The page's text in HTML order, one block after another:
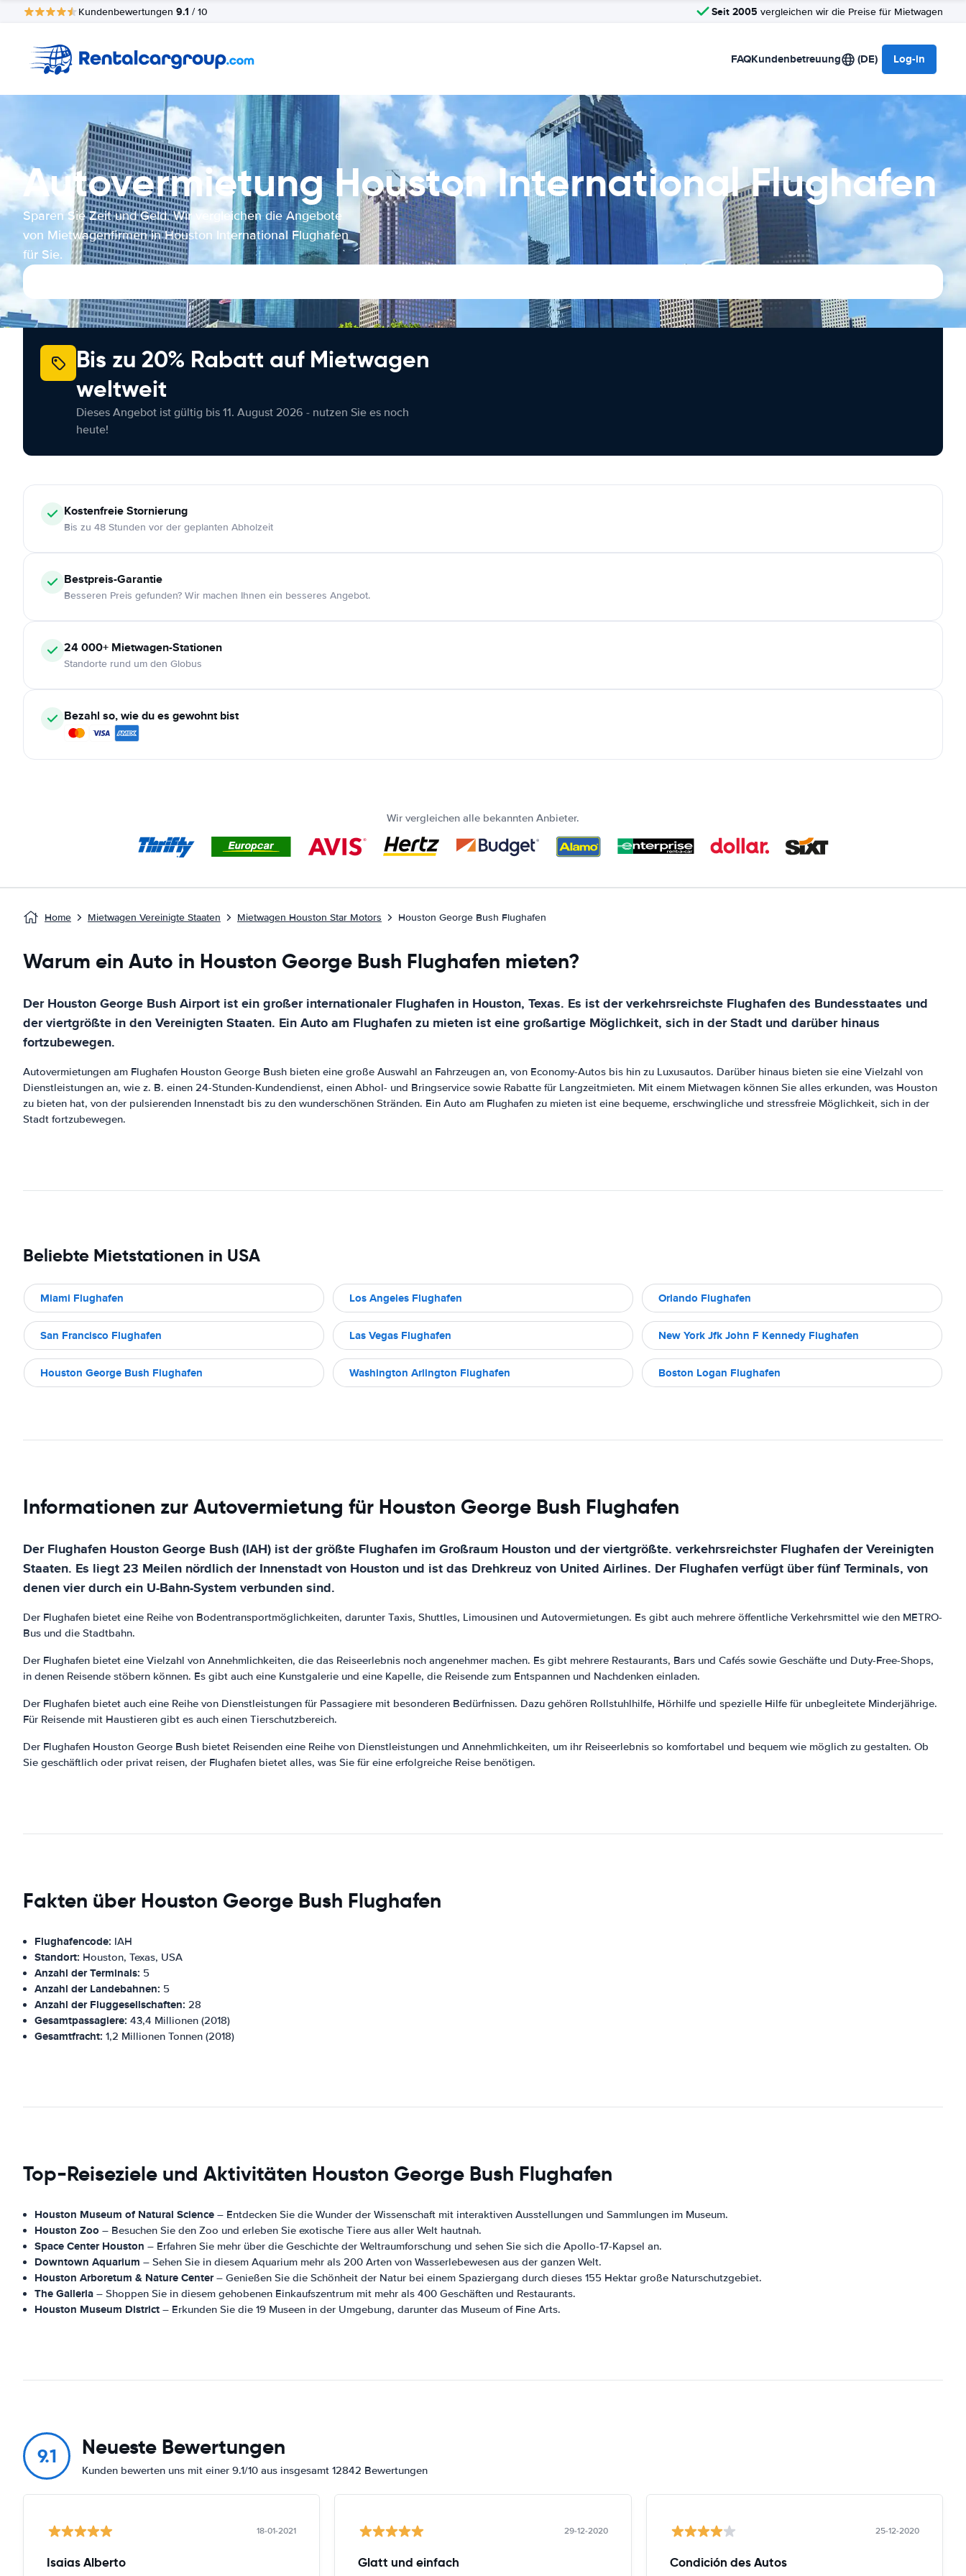
Kundenbewertungen 9.1 / 10 Seit 2005 vergleichen wir die Preise für Mietwagen
FAQKundenbetreuung (DE) Log-in
Autovermietung Houston International Flughafen
Sparen Sie Zeit und Geld. Wir vergleichen die Angebote
von Mietwagenfirmen in Houston International Flughafen
für Sie.
Bis zu 20% Rabatt auf Mietwagen
weltweit
Dieses Angebot ist gültig bis 11. August 2026 - nutzen Sie es noch
heute!
KostenfreieStornierung
Bis zu 48 Stunden vor der geplanten Abholzeit
Bestpreis-Garantie
Besseren Preis gefunden? Wir machen Ihnen ein besseres Angebot.
24 000+ Mietwagen-Stationen
Standorte rund um den Globus
Bezahl so, wie du es gewohnt bist
Wir vergleichen alle bekannten Anbieter.
Home Mietwagen Vereinigte Staaten Mietwagen Houston Star Motors Houston George Bush Flughafen
Warum ein Auto in Houston George Bush Flughafen mieten?
Der Houston George Bush Airport ist ein großer internationaler Flughafen in Houston, Texas. Es ist der verkehrsreichste Flughafen des Bundesstaates und
der viertgrößte in den Vereinigten Staaten. Ein Auto am Flughafen zu mieten ist eine großartige Möglichkeit, sich in der Stadt und darüber hinaus
fortzubewegen.
Autovermietungen am Flughafen Houston George Bush bieten eine große Auswahl an Fahrzeugen an, von Economy-Autos bis hin zu Luxusautos. Darüber hinaus bieten sie eine Vielzahl von
Dienstleistungen an, wie z. B. einen 24-Stunden-Kundendienst, einen Abhol- und Bringservice sowie Rabatte für Langzeitmieten. Mit einem Mietwagen können Sie alles erkunden, was Houston
zu bieten hat, von der pulsierenden Innenstadt bis zu den wunderschönen Stränden. Ein Auto am Flughafen zu mieten ist eine bequeme, erschwingliche und stressfreie Möglichkeit, sich in der
Stadt fortzubewegen.
Beliebte Mietstationen in USA
Miami Flughafen Los Angeles Flughafen Orlando Flughafen
San Francisco Flughafen Las Vegas Flughafen New York Jfk John F Kennedy Flughafen
Houston George Bush Flughafen Washington Arlington Flughafen Boston Logan Flughafen
Informationen zur Autovermietung für Houston George Bush Flughafen
Der Flughafen Houston George Bush (IAH) ist der größte Flughafen im Großraum Houston und der viertgrößte. verkehrsreichster Flughafen der Vereinigten
Staaten. Es liegt 23 Meilen nördlich der Innenstadt von Houston und ist das Drehkreuz von United Airlines. Der Flughafen verfügt über fünf Terminals, von
denen vier durch ein U-Bahn-System verbunden sind.
Der Flughafen bietet eine Reihe von Bodentransportmöglichkeiten, darunter Taxis, Shuttles, Limousinen und Autovermietungen. Es gibt auch mehrere öffentliche Verkehrsmittel wie den METRO-
Bus und die Stadtbahn.
Der Flughafen bietet eine Vielzahl von Annehmlichkeiten, die das Reiseerlebnis noch angenehmer machen. Es gibt mehrere Restaurants, Bars und Cafés sowie Geschäfte und Duty-Free-Shops,
in denen Reisende stöbern können. Es gibt auch eine Kunstgalerie und eine Kapelle, die Reisende zum Entspannen und Nachdenken einladen.
Der Flughafen bietet auch eine Reihe von Dienstleistungen für Passagiere mit besonderen Bedürfnissen. Dazu gehören Rollstuhlhilfe, Hörhilfe und spezielle Hilfe für unbegleitete Minderjährige.
Für Reisende mit Haustieren gibt es auch einen Tierschutzbereich.
Der Flughafen Houston George Bush bietet Reisenden eine Reihe von Dienstleistungen und Annehmlichkeiten, um ihr Reiseerlebnis so komfortabel und bequem wie möglich zu gestalten. Ob
Sie geschäftlich oder privat reisen, der Flughafen bietet alles, was Sie für eine erfolgreiche Reise benötigen.
Fakten über Houston George Bush Flughafen
Flughafencode: IAH
Standort: Houston, Texas, USA
Anzahl der Terminals: 5
Anzahl der Landebahnen: 5
Anzahl der Fluggesellschaften: 28
Gesamtpassagiere: 43,4 Millionen (2018)
Gesamtfracht: 1,2 Millionen Tonnen (2018)
Top-Reiseziele und Aktivitäten Houston George Bush Flughafen
Houston Museum of Natural Science – Entdecken Sie die Wunder der Wissenschaft mit interaktiven Ausstellungen und Sammlungen im Museum.
Houston Zoo – Besuchen Sie den Zoo und erleben Sie exotische Tiere aus aller Welt hautnah.
Space Center Houston – Erfahren Sie mehr über die Geschichte der Weltraumforschung und sehen Sie sich die Apollo-17-Kapsel an.
Downtown Aquarium – Sehen Sie in diesem Aquarium mehr als 200 Arten von Wasserlebewesen aus der ganzen Welt.
Houston Arboretum & Nature Center– Genießen Sie die Schönheit der Natur bei einem Spaziergang durch dieses 155 Hektar große Naturschutzgebiet.
The Galleria – Shoppen Sie in diesem gehobenen Einkaufszentrum mit mehr als 400 Geschäften und Restaurants.
Houston Museum District – Erkunden Sie die 19 Museen in der Umgebung, darunter das Museum of Fine Arts.
9.1 Neueste Bewertungen
Kunden bewerten uns mit einer 9.1/10 aus insgesamt 12842 Bewertungen
18-01-2021
Isaias Alberto
29-12-2020
Glatt und einfach
25-12-2020
Condición des Autos